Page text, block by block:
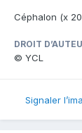
Céphalon (x
DROIT
© YCL
Signaler